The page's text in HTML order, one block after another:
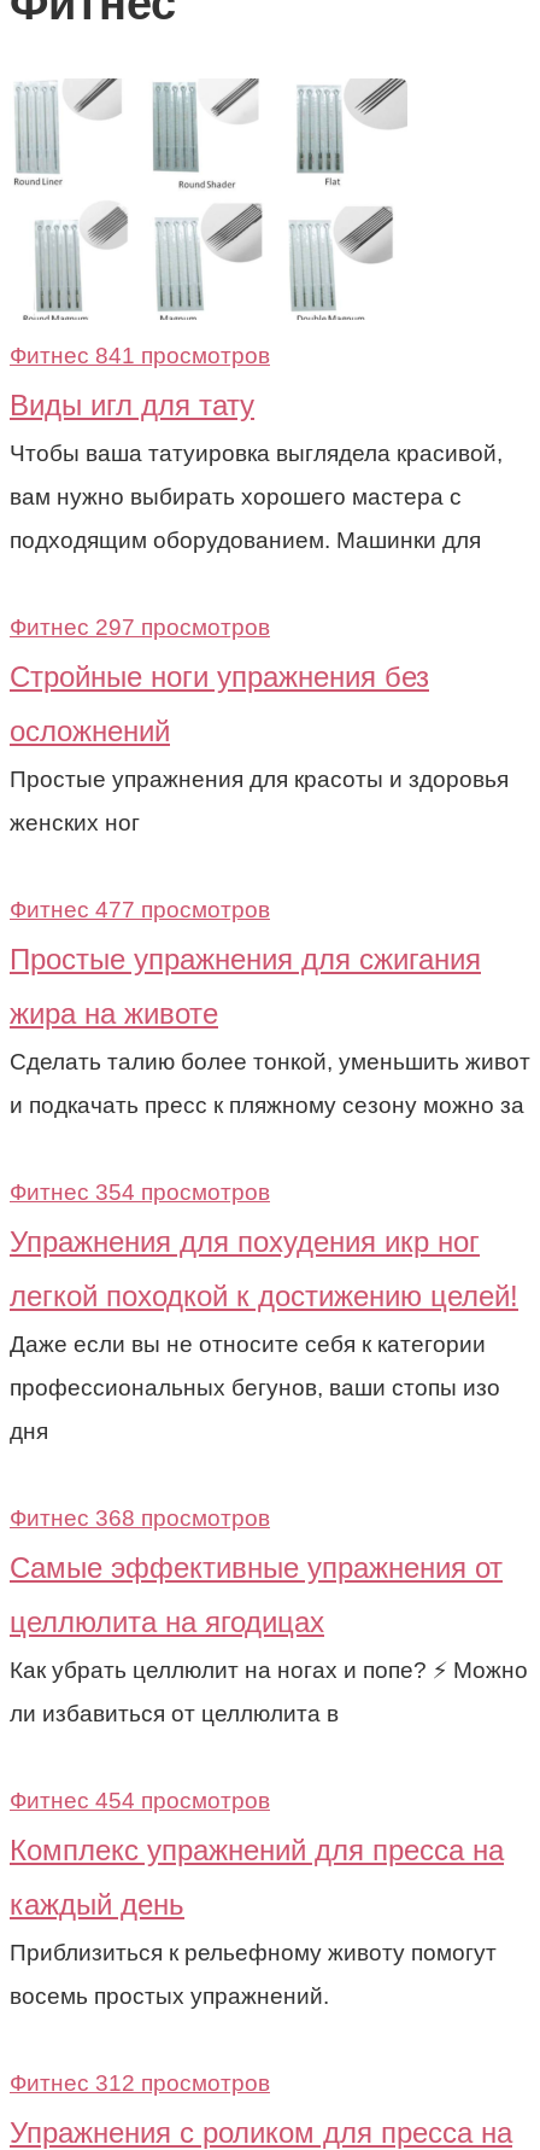
Фитнес 841 просмотров
Виды игл для тату
Чтобы ваша татуировка выглядела красивой,
вам нужно выбирать хорошего мастера с
подходящим оборудованием. Машинки для
Фитнес 297 просмотров
Стройные ноги упражнения без
осложнений
Простые упражнения для красоты и здоровья
женских ног
Фитнес 477 просмотров
Простые упражнения для сжигания
жира на животе
Сделать талию более тонкой, уменьшить живот
и подкачать пресс к пляжному сезону можно за
Фитнес 354 просмотров
Упражнения для похудения икр ног
легкой походкой к достижению целей!
Даже если вы не относите себя к категории
профессиональных бегунов, ваши стопы изо
дня
Фитнес 368 просмотров
Самые эффективные упражнения от
целлюлита на ягодицах
Как убрать целлюлит на ногах и попе? ⚡ Можно
ли избавиться от целлюлита в
Фитнес 454 просмотров
Комплекс упражнений для пресса на
каждый день
Приблизиться к рельефному животу помогут
восемь простых упражнений.
Фитнес 312 просмотров
Упражнения с роликом для пресса на